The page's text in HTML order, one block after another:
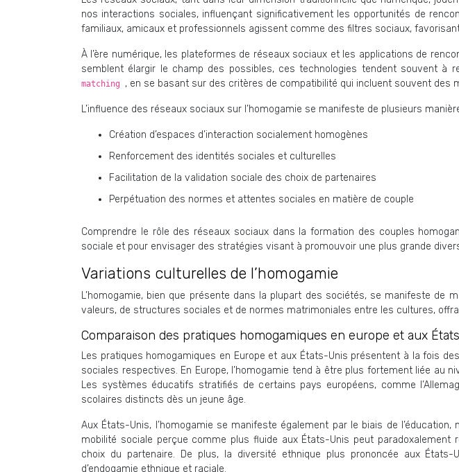
nos interactions sociales, influençant significativement les opportunités de
familiaux, amicaux et professionnels agissent comme des filtres sociaux,
À l’ère numérique, les plateformes de réseaux sociaux et les applications de
semblent élargir le champ des possibles, ces technologies tendent souvent à
matching , en se basant sur des critères de compatibilité qui incluent souvent des
L’influence des réseaux sociaux sur l’homogamie se manifeste de plusieurs
Création d’espaces d’interaction socialement homogènes
Renforcement des identités sociales et culturelles
Facilitation de la validation sociale des choix de partenaires
Perpétuation des normes et attentes sociales en matière de couple
Comprendre le rôle des réseaux sociaux dans la formation des couples
sociale et pour envisager des stratégies visant à promouvoir une plus grande
Variations culturelles de l’homogamie
L’homogamie, bien que présente dans la plupart des sociétés, se manifeste
valeurs, de structures sociales et de normes matrimoniales entre les cultures,
Comparaison des pratiques homogamiques en europe et aux
Les pratiques homogamiques en Europe et aux États-Unis présentent à la fois
sociales respectives. En Europe, l’homogamie tend à être plus fortement liée au
Les systèmes éducatifs stratifiés de certains pays européens, comme
scolaires distincts dès un jeune âge.
Aux États-Unis, l’homogamie se manifeste également par le biais de
mobilité sociale perçue comme plus fluide aux États-Unis peut
choix du partenaire. De plus, la diversité ethnique plus prononcée aux
d’endogamie ethnique et raciale.